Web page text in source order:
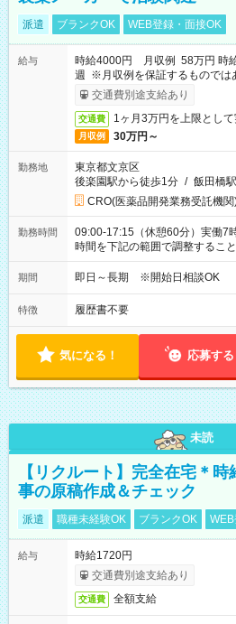
派遣 ブランクOK WEB登録・面接OK
給与
時給4000円 月収例 58万円 時
週 ※月収例を保証するものでは
ービス利用可（利用条件有）
交通費別途支給あり
交通費 1ヶ月3万円を上限とし
月収例 30万円～
勤務地
東京都文京区
後楽園駅から徒歩1分 / 飯田橋駅
CRO(医薬品開発業務受託機関
勤務時間
09:00-17:15（休憩60分）実働7
時間を下記の範囲で調整するこ
間 09:00～10:00 ・勤務終了
05:00～07:15
期間 即日～長期 ※開始日相談OK
特徴 履歴書不要
気になる！ 応募する
未読
【リクルート】完全在宅＊
事の原稿作成＆チェック
派遣 職種未経験OK ブランクOK
給与
時給1720円
交通費別途支給あり
交通費 全額支給